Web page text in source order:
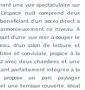
une vue spectaculaire sur
nuit comprend deux
d’un accès direct à
ce niveau. À
d’une vue mer à couper le
d'un salon de lecture et
et conviviale, propice à la
avec deux chambres et une
parfaitement intégrée à la
un parc paysager
une terrasse couverte, idéal